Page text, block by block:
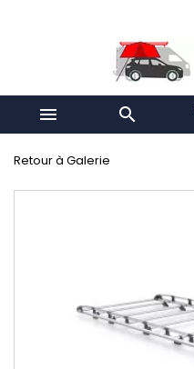
 
Retour à Galerie